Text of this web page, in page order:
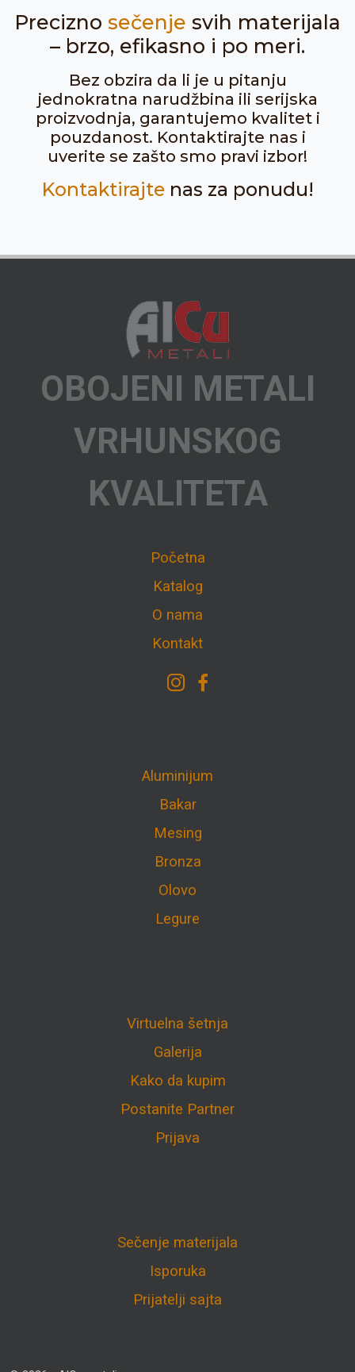
Precizno sečenje svih materijala
– brzo, efikasno i po meri.
Bez obzira da li je u pitanju
jednokratna narudžbina ili serijska
proizvodnja, garantujemo kvalitet i
pouzdanost. Kontaktirajte nas i
uverite se zašto smo pravi izbor!
Kontaktirajtenas za ponudu!
OBOJENI METALI
VRHUNSKOG
KVALITETA
Početna
Katalog
O nama
Kontakt
Aluminijum
Bakar
Mesing
Bronza
Olovo
Legure
Virtuelna šetnja
Galerija
Kako da kupim
Postanite Partner
Prijava
Sečenje materijala
Isporuka
Prijatelji sajta